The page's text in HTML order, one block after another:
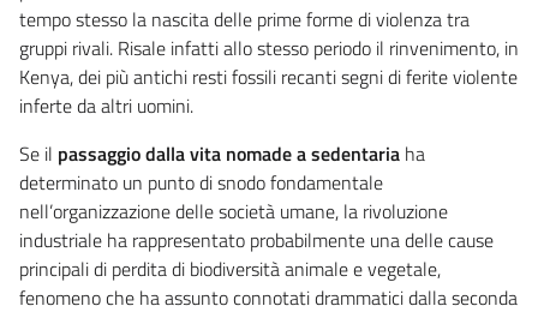
tempo stesso la nascita delle prime forme di violenza tra
gruppi rivali. Risale infatti allo stesso periodo il rinvenimento, in
Kenya, dei più antichi resti fossili recanti segni di ferite violente
inferte da altri uomini.
Se il passaggio dalla vita nomade a sedentaria ha
determinato un punto di snodo fondamentale
nell’organizzazione delle società umane, la rivoluzione
industriale ha rappresentato probabilmente una delle cause
principali di perdita di biodiversità animale e vegetale,
fenomeno che ha assunto connotati drammatici dalla seconda